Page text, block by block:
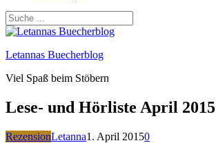
Letannas Buecherblog
Viel Spaß beim Stöbern
Lese- und Hörliste April 2015
RezensionLetanna1. April 20150